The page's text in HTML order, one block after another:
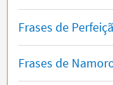
Frases de
Frases de